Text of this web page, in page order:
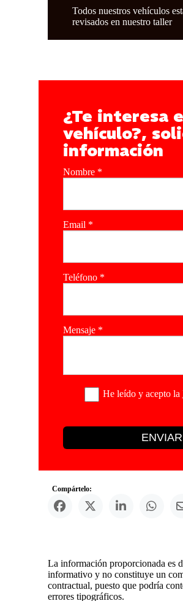
Todos nuestros vehículos
revisados en nuestro taller
¿Te interesa
vehículo?,
información
Nombre *
Email *
Teléfono *
Mensaje *
He leído y acepto la
ENVIAR
Compártelo:
La información proporcionada es
informativo y no constituye un
contractual, puesto que podría
errores tipográficos.